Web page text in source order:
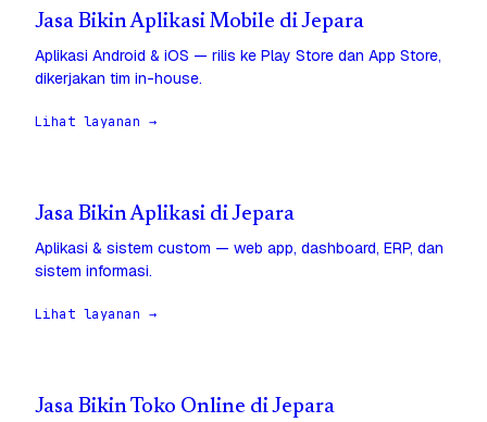
Jasa Bikin Aplikasi Mobile di Jepara
Aplikasi Android & iOS — rilis ke Play Store dan App Store,
dikerjakan tim in-house.
Lihat layanan →
Jasa Bikin Aplikasi di Jepara
Aplikasi & sistem custom — web app, dashboard, ERP, dan
sistem informasi.
Lihat layanan →
Jasa Bikin Toko Online di Jepara